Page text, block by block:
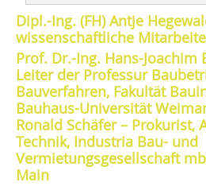
Dipl.-Ing. (FH) Antje
wissenschaftliche
Prof. Dr.-Ing. Hans-Joachim
Leiter der Professur
Bauverfahren, Fakultät
Bauhaus-Universität
Ronald Schäfer – Prokurist,
Technik, Industria Bau- und
Vermietungsgesellschaft
Main